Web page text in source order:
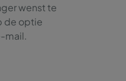
wenst te
de optie
mail.